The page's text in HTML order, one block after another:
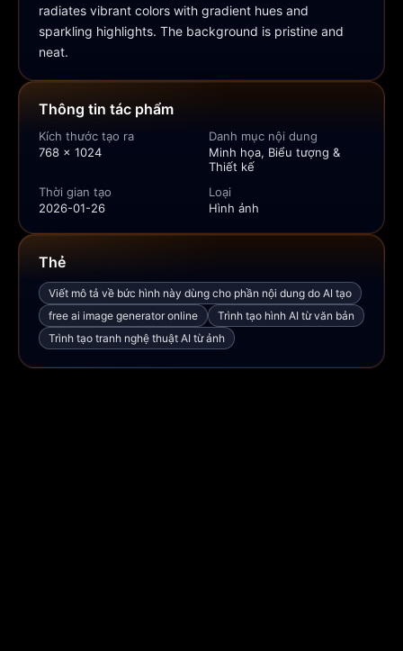
radiates vibrant colors with gradient hues and
sparkling highlights. The background is pristine and
neat.
Thông tin tác phẩm
Kích thước tạo ra
768 × 1024
Danh mục nội dung
Minh họa, Biểu tượng &
Thiết kế
Thời gian tạo
2026-01-26
Loại
Hình ảnh
Thẻ
Viết mô tả về bức hình này dùng cho phần nội dung do AI tạo
free ai image generator online
Trình tạo hình AI từ văn bản
Trình tạo tranh nghệ thuật AI từ ảnh